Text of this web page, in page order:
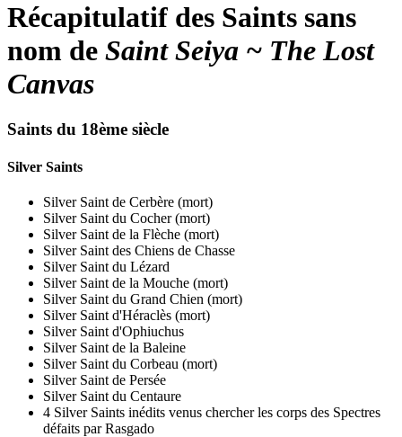
Récapitulatif des Saints sans
nom de Saint Seiya ~ The Lost
Canvas
Saints du 18ème siècle
Silver Saints
Silver Saint de Cerbère (mort)
Silver Saint du Cocher (mort)
Silver Saint de la Flèche (mort)
Silver Saint des Chiens de Chasse
Silver Saint du Lézard
Silver Saint de la Mouche (mort)
Silver Saint du Grand Chien (mort)
Silver Saint d'Héraclès (mort)
Silver Saint d'Ophiuchus
Silver Saint de la Baleine
Silver Saint du Corbeau (mort)
Silver Saint de Persée
Silver Saint du Centaure
4 Silver Saints inédits venus chercher les corps des Spectres
défaits par Rasgado